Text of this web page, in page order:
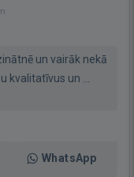
un vairāk nekā
kvalitatīvus un ...
WhatsApp